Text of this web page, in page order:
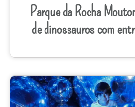
Parque da Rocha
de dinossauros com